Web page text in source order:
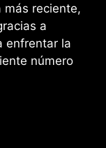
más reciente,
a
enfrentar la
número
de